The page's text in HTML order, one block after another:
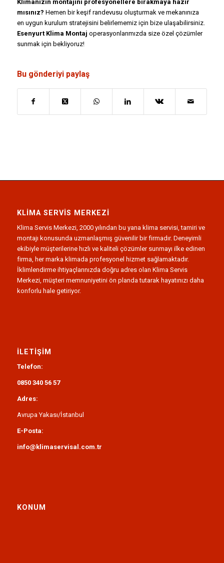
Klimanızın montajını profesyonellere bırakmaya hazır
mısınız? Hemen bir keşif randevusu oluşturmak ve mekanınıza
en uygun kurulum stratejisini belirlememiz için bize ulaşabilirsiniz.
Esenyurt Klima Montaj operasyonlarımızda size özel çözümler
sunmak için bekliyoruz!
Bu gönderiyi paylaş
KLIMA SERVIS MERKEZI
Klima Servis Merkezi, 2000 yılından bu yana klima servisi, tamiri ve
montajı konusunda uzmanlaşmış güvenilir bir firmadır. Deneyimli
ekibiyle müşterilerine hızlı ve kaliteli çözümler sunmayı ilke edinen
firma, her marka klimada profesyonel hizmet sağlamaktadır.
İklimlendirme ihtiyaçlarınızda doğru adres olan Klima Servis
Merkezi, müşteri memnuniyetini ön planda tutarak hayatınızı daha
konforlu hale getiriyor.
İLETIŞIM
Telefon:
0850 340 56 57
Adres:
Avrupa Yakası/İstanbul
E-Posta:
info@klimaservisal.com.tr
KONUM